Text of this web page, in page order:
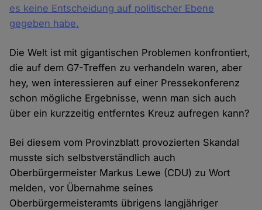
es keine Entscheidung auf politischer Ebene
gegeben habe.
Die Welt ist mit gigantischen Problemen konfrontiert,
die auf dem G7-Treffen zu verhandeln waren, aber
hey, wen interessieren auf einer Pressekonferenz
schon mögliche Ergebnisse, wenn man sich auch
über ein kurzzeitig entferntes Kreuz aufregen kann?
Bei diesem vom Provinzblatt provozierten Skandal
musste sich selbstverständlich auch
Oberbürgermeister Markus Lewe (CDU) zu Wort
melden, vor Übernahme seines
Oberbürgermeisteramts übrigens langjähriger